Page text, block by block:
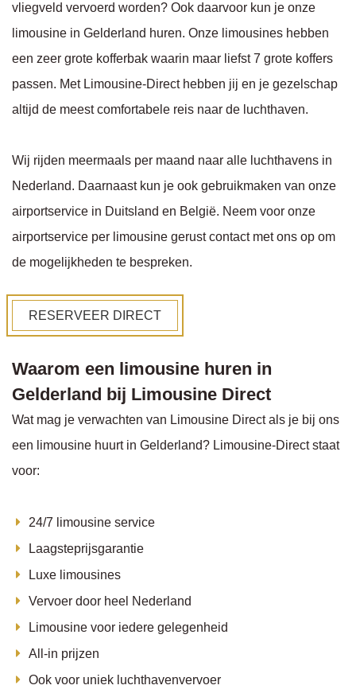
vliegveld vervoerd worden? Ook daarvoor kun je onze
limousine in Gelderland huren. Onze limousines hebben
een zeer grote kofferbak waarin maar liefst 7 grote koffers
passen. Met Limousine-Direct hebben jij en je gezelschap
altijd de meest comfortabele reis naar de luchthaven.
Wij rijden meermaals per maand naar alle luchthavens in
Nederland. Daarnaast kun je ook gebruikmaken van onze
airportservice in Duitsland en België. Neem voor onze
airportservice per limousine gerust contact met ons op om
de mogelijkheden te bespreken.
RESERVEER DIRECT
Waarom een limousine huren in
Gelderland bij Limousine Direct
Wat mag je verwachten van Limousine Direct als je bij ons
een limousine huurt in Gelderland? Limousine-Direct staat
voor:
24/7 limousine service
Laagsteprijsgarantie
Luxe limousines
Vervoer door heel Nederland
Limousine voor iedere gelegenheid
All-in prijzen
Ook voor uniek luchthavenvervoer